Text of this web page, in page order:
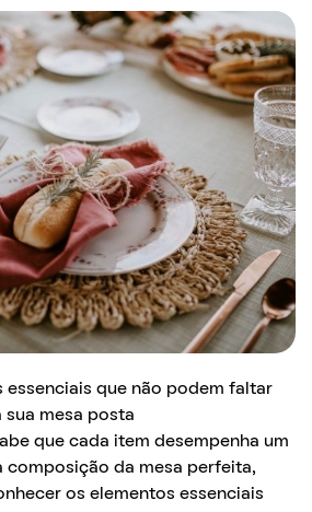
essenciais que não podem faltar
sua mesa posta
que cada item desempenha um
composição da mesa perfeita,
os elementos essenciais